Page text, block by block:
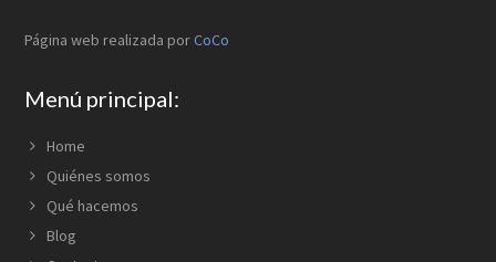
Página web realizada porCoCo
Menú principal:
Home
Quiénes somos
Qué hacemos
Blog